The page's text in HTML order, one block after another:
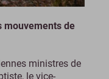
mouvements de
ministres de
le vice-